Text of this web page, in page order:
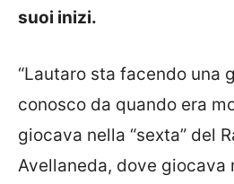
suoi inizi.
“Lautaro sta facendo una
conosco da quando era
giocava nella “sexta” del
Avellaneda, dove